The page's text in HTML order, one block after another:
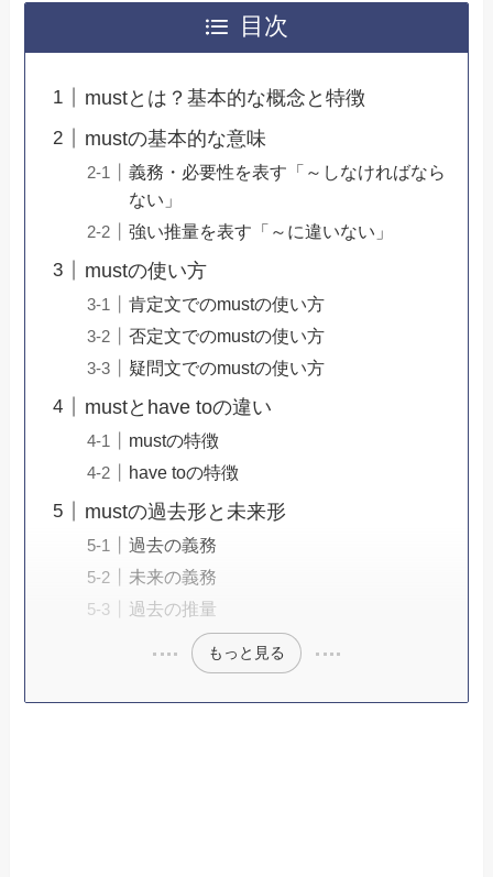
目次
mustとは？基本的な概念と特徴
mustの基本的な意味
義務・必要性を表す「～しなければなら
ない」
強い推量を表す「～に違いない」
mustの使い方
肯定文でのmustの使い方
否定文でのmustの使い方
疑問文でのmustの使い方
mustとhave toの違い
mustの特徴
have toの特徴
mustの過去形と未来形
過去の義務
未来の義務
過去の推量
もっと見る